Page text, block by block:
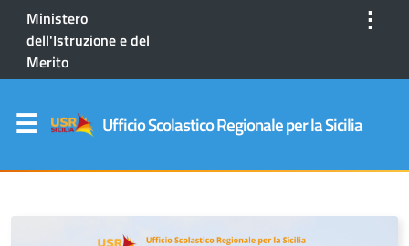
Ministero
dell'Istruzione e del
Merito
⋮
Ufficio Scolastico Regionale per la Sicilia